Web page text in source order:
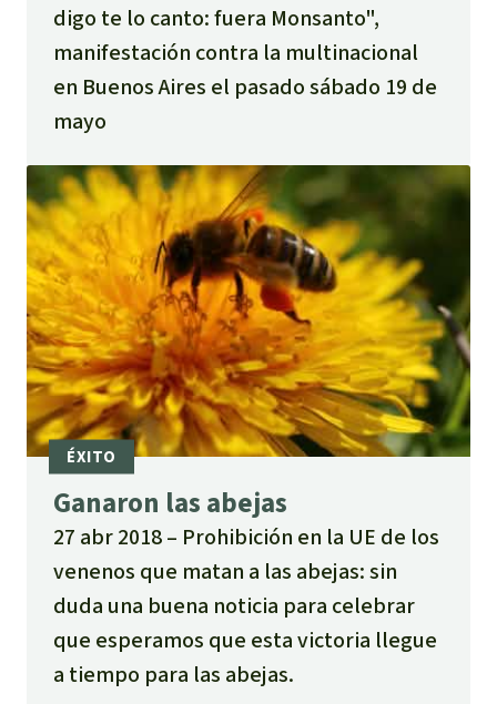
digo te lo canto: fuera Monsanto",
manifestación contra la multinacional
en Buenos Aires el pasado sábado 19 de
mayo
Ganaron las abejas
27 abr 2018
Prohibición en la UE de los
venenos que matan a las abejas: sin
duda una buena noticia para celebrar
que esperamos que esta victoria llegue
a tiempo para las abejas.